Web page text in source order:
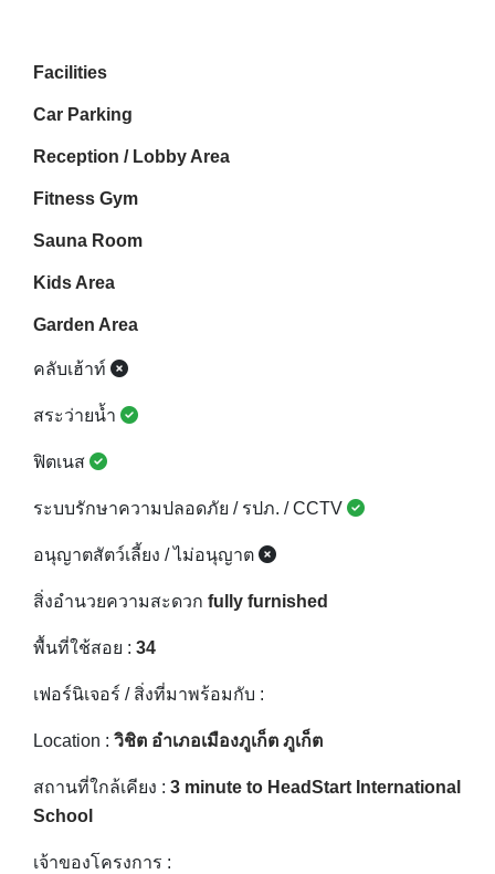
Facilities
Car Parking
Reception / Lobby Area
Fitness Gym
Sauna Room
Kids Area
Garden Area
คลับเฮ้าท์
สระว่ายน้ำ
ฟิตเนส
ระบบรักษาความปลอดภัย / รปภ. / CCTV
อนุญาตสัตว์เลี้ยง / ไม่อนุญาต
สิ่งอำนวยความสะดวก fully furnished
พื้นที่ใช้สอย : 34
เฟอร์นิเจอร์ / สิ่งที่มาพร้อมกับ :
Location : วิชิต อำเภอเมืองภูเก็ต ภูเก็ต
สถานที่ใกล้เคียง : 3 minute to HeadStart International
School
เจ้าของโครงการ :